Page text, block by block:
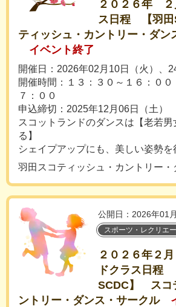
２０２６年 ２
ス日程 【羽
ティッシュ・カントリー・ダン
イベント終了
開催日：2026年02月10日（火）、
開催時間：１３：３０～１６：０
７：００
申込締切：2025年12月06日（土）
スコットランドのダンスは【老若
る】
シェイプアップにも、美しい姿勢を
羽田スコティッシュ・カントリー
公開日：2026年01
スポーツ・レクリエ
２０２６年２
ドクラス日程
SCDC】 スコ
ントリー・ダンス・サークル